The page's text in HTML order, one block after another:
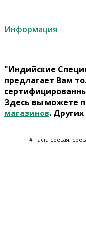
Информация
"Индийские
предлагает Вам
Здесь вы можете
магазинов. Других
# паста соевая,